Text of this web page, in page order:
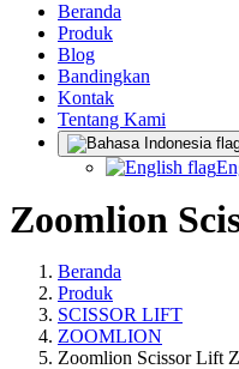
Beranda
Produk
Blog
Bandingkan
Kontak
Tentang Kami
Zoomlion
Beranda
Produk
SCISSOR LIFT
ZOOMLION
Zoomlion Scissor Lift